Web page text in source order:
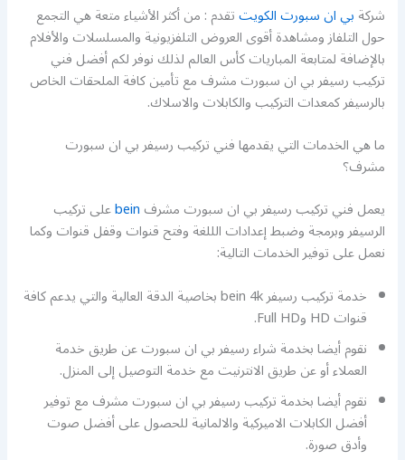
شركةبي ان سبورت الكويتتقدم : من أكثر الأشياء متعة هي التجمع
حول التلفاز ومشاهدة أقوى العروض التلفزيونية والمسلسلات والأفلام
بالإضافة لمتابعة المباريات كأس العالم لذلك نوفر لكم أفضل فني
تركيب رسيفر بي ان سبورت مشرف مع تأمين كافة الملحقات الخاص
بالرسيفر كمعدات التركيب والكابلات والاسلاك.
ما هي الخدمات التي يقدمها فني تركيب رسيفر بي ان سبورت
مشرف؟
يعمل فني تركيب رسيفر بي ان سبورت مشرفbeinعلى تركيب
الرسيفر وبرمجة وضبط إعدادات الللغة وفتح قنوات وقفل قنوات وكما
نعمل على توفير الخدمات التالية:
خدمة تركيب رسيفر bein 4k بخاصية الدقة العالية والتي يدعم كافة
قنوات HD وFull HD.
نقوم أيضا بخدمة شراء رسيفر بي ان سبورت عن طريق خدمة
العملاء أو عن طريق الانترنيت مع خدمة التوصيل إلى المنزل.
نقوم أيضا بخدمة تركيب رسيفر بي ان سبورت مشرف مع توفير
أفضل الكابلات الاميركية والالمانية للحصول على أفضل صوت
وأدق صورة.